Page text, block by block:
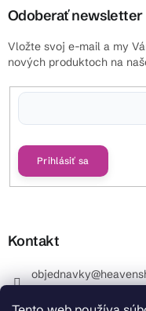
Odoberať newsletter
Vložte svoj e-mail a my
nových produktoch na
Prihlásiť sa
Kontakt
objednavky@